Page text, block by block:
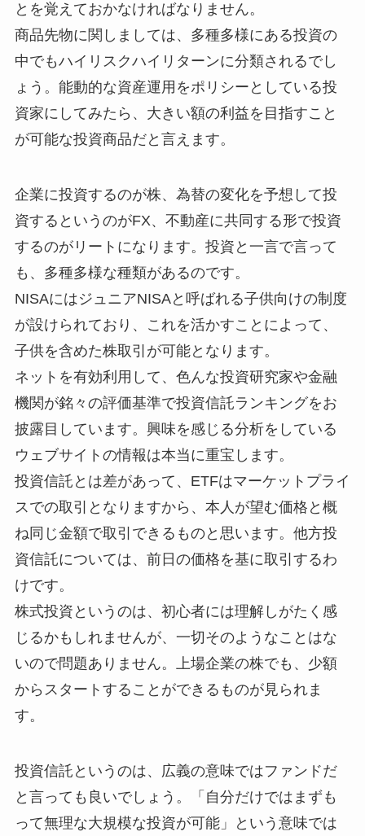
とを覚えておかなければなりません。
商品先物に関しましては、多種多様にある投資の
中でもハイリスクハイリターンに分類されるでし
ょう。能動的な資産運用をポリシーとしている投
資家にしてみたら、大きい額の利益を目指すこと
が可能な投資商品だと言えます。
企業に投資するのが株、為替の変化を予想して投
資するというのがFX、不動産に共同する形で投資
するのがリートになります。投資と一言で言って
も、多種多様な種類があるのです。
NISAにはジュニアNISAと呼ばれる子供向けの制度
が設けられており、これを活かすことによって、
子供を含めた株取引が可能となります。
ネットを有効利用して、色んな投資研究家や金融
機関が銘々の評価基準で投資信託ランキングをお
披露目しています。興味を感じる分析をしている
ウェブサイトの情報は本当に重宝します。
投資信託とは差があって、ETFはマーケットプライ
スでの取引となりますから、本人が望む価格と概
ね同じ金額で取引できるものと思います。他方投
資信託については、前日の価格を基に取引するわ
けです。
株式投資というのは、初心者には理解しがたく感
じるかもしれませんが、一切そのようなことはな
いので問題ありません。上場企業の株でも、少額
からスタートすることができるものが見られま
す。
投資信託というのは、広義の意味ではファンドだ
と言っても良いでしょう。「自分だけではまずも
って無理な大規模な投資が可能」という意味では